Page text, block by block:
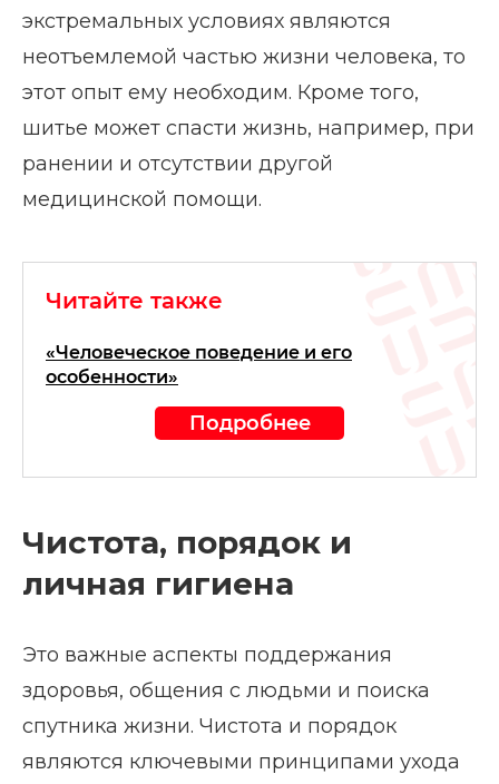
экстремальных условиях являются
неотъемлемой частью жизни человека, то
этот опыт ему необходим. Кроме того,
шитье может спасти жизнь, например, при
ранении и отсутствии другой
медицинской помощи.
Читайте также
«Человеческое поведение и его
особенности»
Подробнее
Чистота, порядок и
личная гигиена
Это важные аспекты поддержания
здоровья, общения с людьми и поиска
спутника жизни. Чистота и порядок
являются ключевыми принципами ухода